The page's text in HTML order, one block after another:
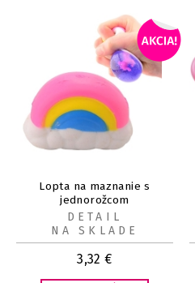
Lopta na maznanie s
jednorožcom
3,32 €
DETAIL
NA SKLADE